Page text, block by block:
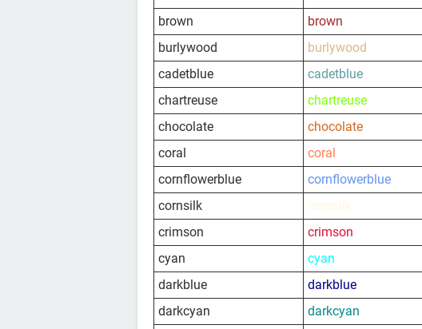
brown
brown
burlywood
burlywood
cadetblue
cadetblue
chartreuse
chartreuse
chocolate
chocolate
coral
coral
cornflowerblue
cornflowerblue
cornsilk
cornsilk
crimson
crimson
cyan
cyan
darkblue
darkblue
darkcyan
darkcyan